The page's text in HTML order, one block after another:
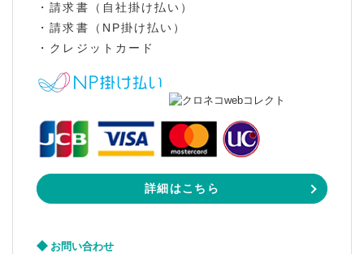
・請求書（自社掛け払い）
・請求書（NP掛け払い）
・クレジットカード
詳細はこちら
お問い合わせ